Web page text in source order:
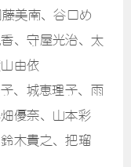
美南、谷口め
、守屋光治、太
由依
、城恵理子、雨
優奈、山本彩
木貴之、把瑠